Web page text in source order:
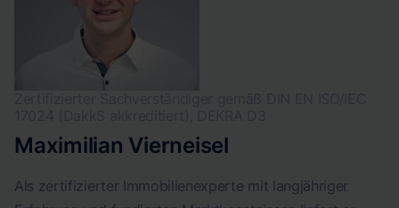
Maximilian Vierneisel
Als zertifizierter Immobilienexperte mit langjähriger